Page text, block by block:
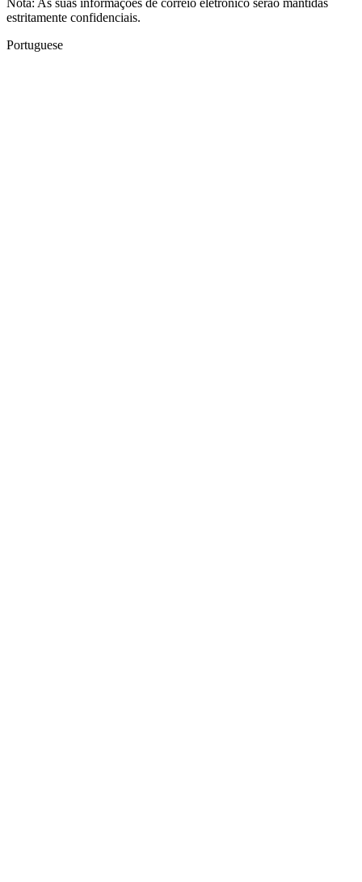
Nota: As suas informações de correio eletrónico serão mantidas
estritamente confidenciais.
Portuguese